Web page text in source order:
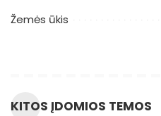
Žemės ūkis
KITOS ĮDOMIOS TEMOS